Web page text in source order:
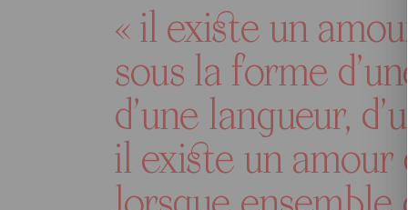
« il existe un
sous la forme
d’une langueur,
il existe un amour
lorsque ensemble